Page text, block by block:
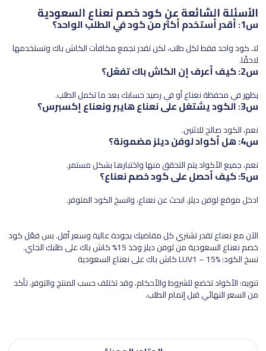
الأسئلة الشائعة عن كود خصم نعناع السعودية
س1: أقدر أستخدم أكثر من كود في الطلب الواحد؟
لا، كود واحد فقط لكل طلب، لكن تقدر تجمع مكافآت الكاش باك وتستخدمها
لاحقًا.
س2: كيف أعرف إن الكاش باك تفعّل؟
يظهر في محفظة نعناع أو في رصيد حسابك بعد ما تكمل الطلب.
س3: الكود يشتغل على نعناع هايبر ونعناع إكسبرس؟
نعم، الكود صالح للاثنين.
س4: هل أكواد لوفن ديلز مضمونة؟
نعم، جميع الأكواد يتم التحقق منها واختبارها بشكل مستمر.
س5: كيف أحصل على كود خصم نعناع؟
ادخل موقع لوفن ديلز، ابحث عن نعناع، وانسخ الكود المتوفر.
الآن مع نعناع تقدر تشتري كل مقاضيك بجودة عالية وسعر أقل. بس فعّل كود
خصم نعناع السعودية من لوفن ديلز وخذ 15% كاش باك على طلبك الجاي.
نسخ الكود: LUV1 – 15% كاش باك على نعناع السعودية
تنويه: الأكواد تخضع للشروط والأحكام، وقد تختلف حسب المنتج والتوفر، تأكد
من السعر النهائي قبل إتمام الطلب.